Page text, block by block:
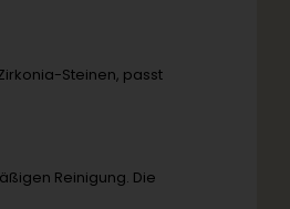
Steinen, passt
Reinigung. Die